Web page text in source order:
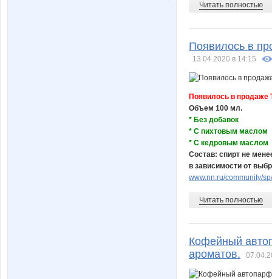
Читать полностью
Появилось в
13.04.2020 в 14:15
Появилось в продаже
Объем 100 мл.
* Без добавок
* С пихтовым маслом
* С кедровым маслом
Состав: спирт не
в зависимости от
www.nn.ru/community/
Читать полностью
Кофейный
ароматов.